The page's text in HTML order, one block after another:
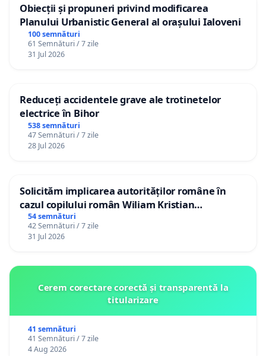
Obiecții și propuneri privind modificarea
Planului Urbanistic General al orașului Ialoveni
100 semnături
61 Semnături / 7 zile
31 Jul 2026
Reduceți accidentele grave ale trotinetelor
electrice în Bihor
538 semnături
47 Semnături / 7 zile
28 Jul 2026
Solicităm implicarea autorităților române în
cazul copilului român Wiliam Kristian
Gheorghe, aflat în plasament în Danemarca de
12 ani
54 semnături
42 Semnături / 7 zile
31 Jul 2026
Cerem corectare corectă și transparentă la
titularizare
41 semnături
41 Semnături / 7 zile
4 Aug 2026